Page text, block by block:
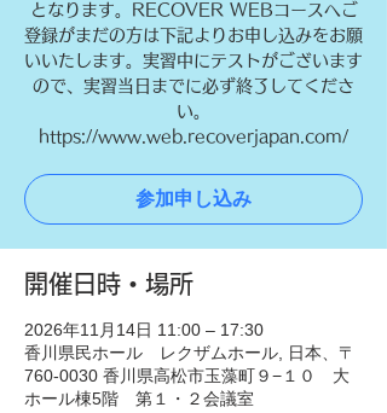
となります。RECOVER WEBコースへご
登録がまだの方は下記よりお申し込みをお願
いいたします。実習中にテストがございます
ので、実習当日までに必ず終了してくださ
い。
https://www.web.recoverjapan.com/
参加申し込み
開催日時・場所
2026年11月14日 11:00 – 17:30
香川県民ホール レクザムホール, 日本、〒
760-0030 香川県高松市玉藻町９−１０ 大
ホール棟5階 第１・２会議室